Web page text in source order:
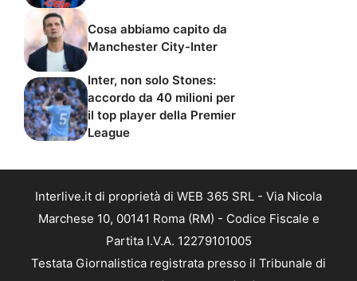
Cosa abbiamo capito da
Manchester City-Inter
Inter, non solo Stones:
accordo da 40 milioni per
il top player della Premier
League
Interlive.it di proprietà di WEB 365 SRL - Via Nicola
Marchese 10, 00141 Roma (RM) - Codice Fiscale e
Partita I.V.A. 12279101005
Testata Giornalistica registrata presso il Tribunale di